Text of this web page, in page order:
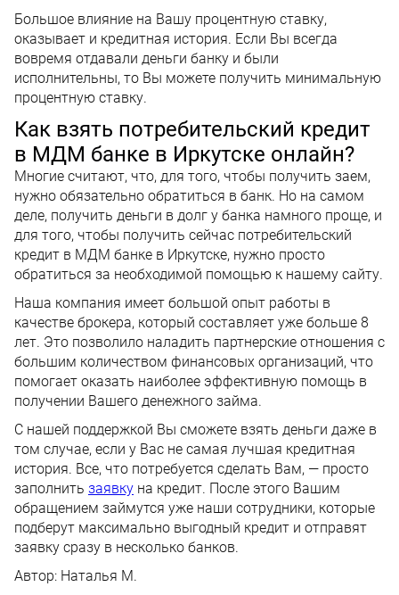
Большое влияние на Вашу процентную ставку,
оказывает и кредитная история. Если Вы всегда
вовремя отдавали деньги банку и были
исполнительны, то Вы можете получить минимальную
процентную ставку.
Как взять потребительский кредит
в МДМ банке в Иркутске онлайн?
Многие считают, что, для того, чтобы получить заем,
нужно обязательно обратиться в банк. Но на самом
деле, получить деньги в долг у банка намного проще, и
для того, чтобы получить сейчас потребительский
кредит в МДМ банке в Иркутске, нужно просто
обратиться за необходимой помощью к нашему сайту.
Наша компания имеет большой опыт работы в
качестве брокера, который составляет уже больше 8
лет. Это позволило наладить партнерские отношения с
большим количеством финансовых организаций, что
помогает оказать наиболее эффективную помощь в
получении Вашего денежного займа.
С нашей поддержкой Вы сможете взять деньги даже в
том случае, если у Вас не самая лучшая кредитная
история. Все, что потребуется сделать Вам, — просто
заполнить заявку на кредит. После этого Вашим
обращением займутся уже наши сотрудники, которые
подберут максимально выгодный кредит и отправят
заявку сразу в несколько банков.
Автор: Наталья М.